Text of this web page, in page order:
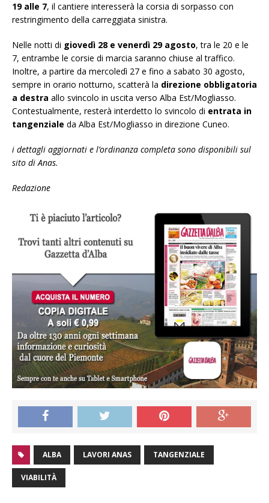
19 alle 7, il cantiere interesserà la corsia di sorpasso con
restringimento della carreggiata sinistra.
Nelle notti di giovedì 28 e venerdì 29 agosto, tra le 20 e le
7, entrambe le corsie di marcia saranno chiuse al traffico.
Inoltre, a partire da mercoledì 27 e fino a sabato 30 agosto,
sempre in orario notturno, scatterà la direzione obbligatoria
a destra allo svincolo in uscita verso Alba Est/Mogliasso.
Contestualmente, resterà interdetto lo svincolo di entrata in
tangenziale da Alba Est/Mogliasso in direzione Cuneo.
i dettagli aggiornati e l’ordinanza completa sono disponibili sul
sito di Anas.
Redazione
ALBA LAVORI ANAS TANGENZIALE
VIABILITÀ